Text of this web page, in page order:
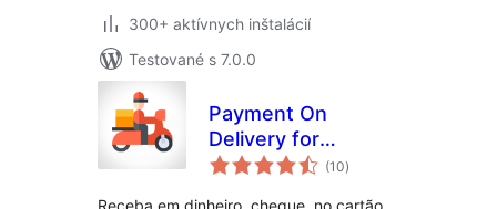
300+ aktívnych inštalácií
Testované s 7.0.0
Payment On
Delivery for
WooCommerce
(10celkové
hodnotenie
)
Receba em dinheiro, cheque, no cartão